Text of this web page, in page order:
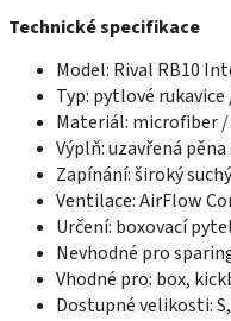
Technické specifikace
Model: Rival RB10
Typ: pytlové
Materiál: microfiber
Výplň: uzavřená
Zapínání: široký
Ventilace: AirFlow
Určení: boxovací
Nevhodné pro
Vhodné pro: box,
Dostupné velikosti: S,